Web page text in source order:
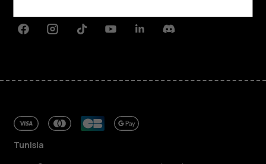
FacebookInstagramTiktokYoutubeLinkedinDiscord
Tunisia